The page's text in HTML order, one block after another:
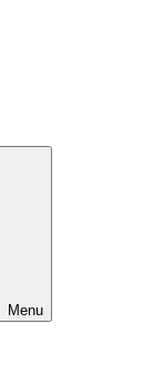
Menu